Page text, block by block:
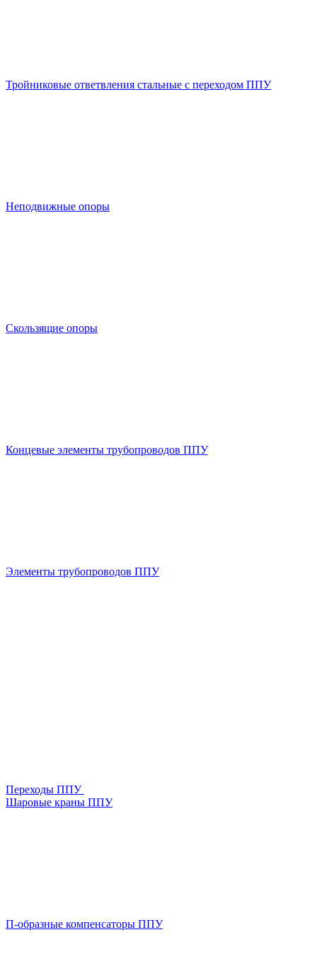
Тройниковые ответвления стальные с переходом ППУ
Неподвижные опоры
Скользящие опоры
Концевые элементы трубопроводов ППУ
Элементы трубопроводов ППУ
Переходы ППУ
Шаровые краны ППУ
П-образные компенсаторы ППУ